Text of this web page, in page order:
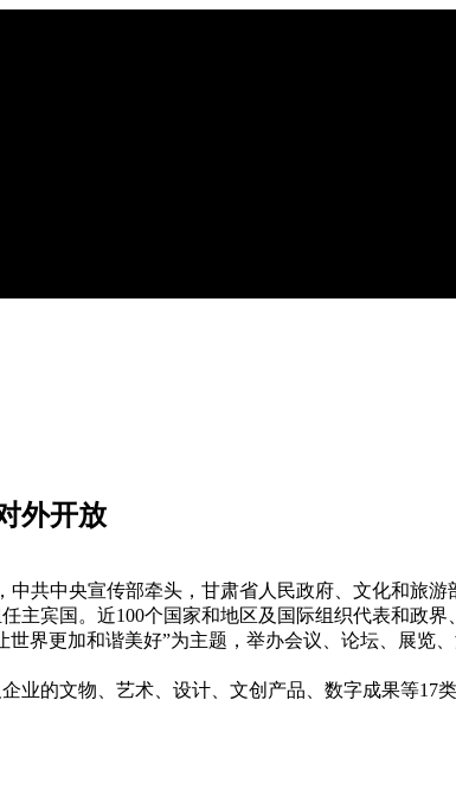
外开放
共中央宣传部牵头，甘肃省人民政府、文化和旅
宾国。近100个国家和地区及国际组织代表和政界
界更加和谐美好”为主题，举办会议、论坛、展览
的文物、艺术、设计、文创产品、数字成果等17